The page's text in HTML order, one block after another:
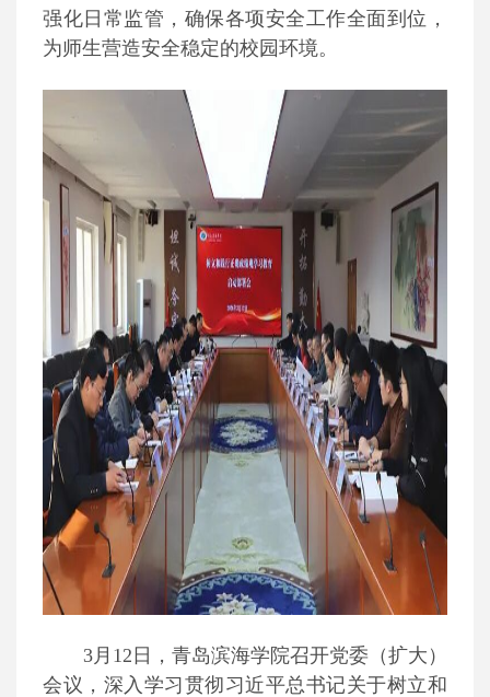
强化日常监管，确保各项安全工作全面到位，
为师生营造安全稳定的校园环境。
3月12日，青岛滨海学院召开党委（扩大）
会议，深入学习贯彻习近平总书记关于树立和